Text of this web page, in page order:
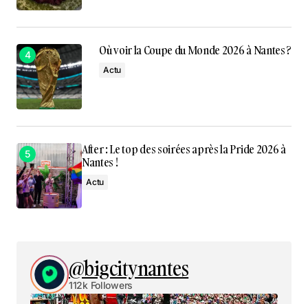
Où voir la Coupe du Monde 2026 à Nantes ?
Actu
After : Le top des soirées après la Pride 2026 à
Nantes !
Actu
@bigcitynantes
112k Followers